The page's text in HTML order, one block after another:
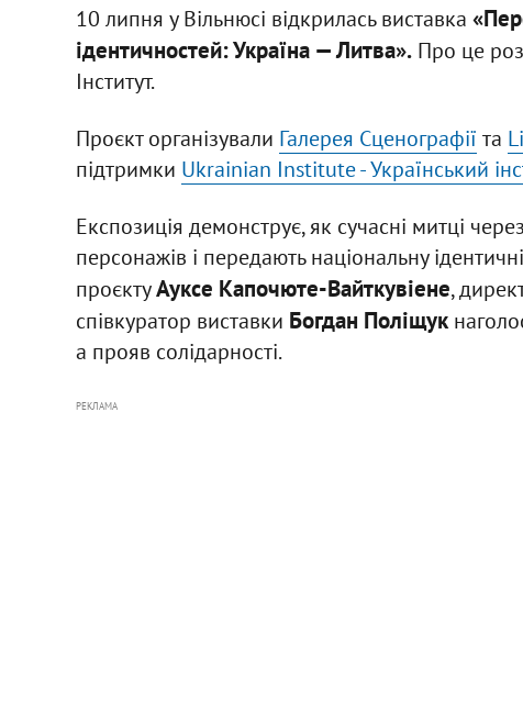
10 липня у Вільнюсі відкрилась виставка
ідентичностей: Україна — Литва».Про це
Інститут.
Проєкт організували Галерея Сценографії та
підтримки Ukrainian Institute - Український
Експозиція демонструє, як сучасні митці
персонажів і передають національну
проєктуАуксе Капочюте-Вайткувіене,
співкуратор виставки Богдан Поліщук
а прояв солідарності.
РЕКЛАМА